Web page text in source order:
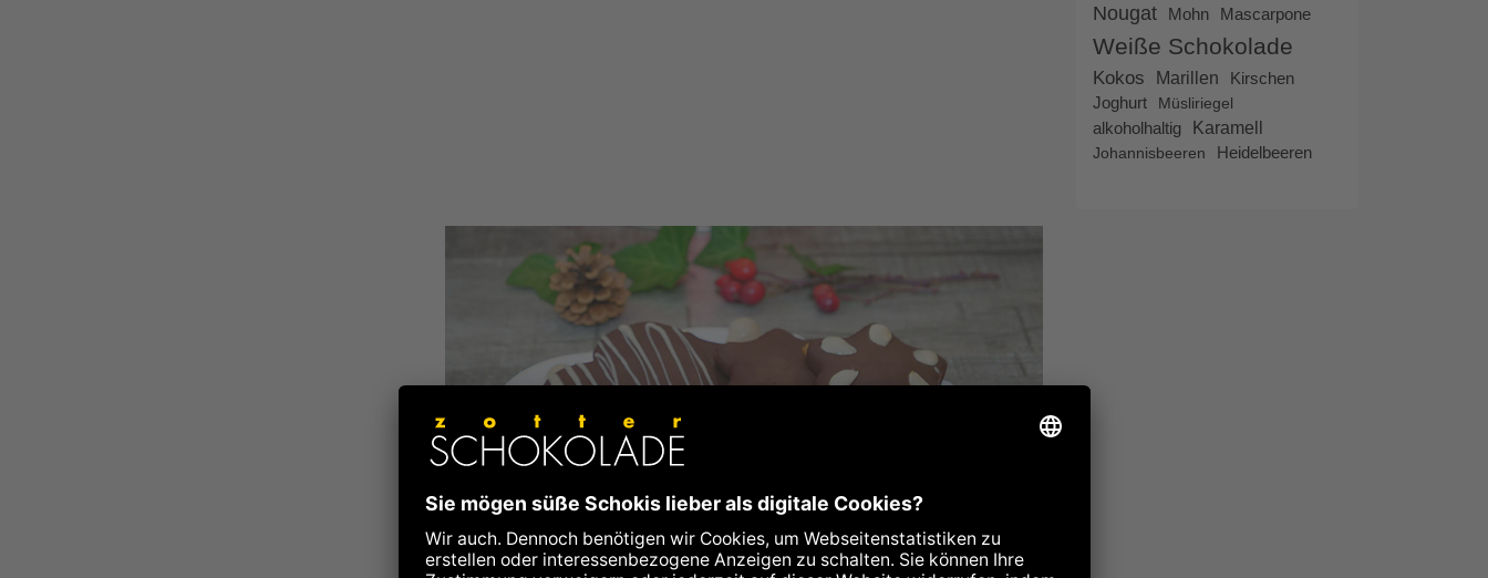
Nougat Mohn Mascarpone
Weiße Schokolade
Kokos Marillen
Kirschen
Joghurt
Müsliriegel
alkoholhaltig Karamell
Johannisbeeren Heidelbeeren